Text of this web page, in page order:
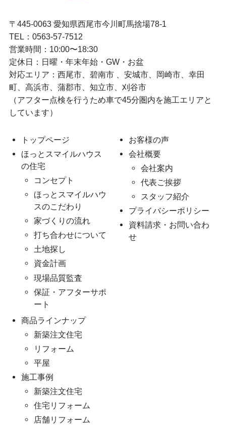
〒445-0063 愛知県西尾市今川町馬捨場78-1
TEL： 0563-57-7512
営業時間：10:00〜18:30
定休日：日曜・年末年始・GW・お盆
対応エリア：西尾市、碧南市 、安城市、岡崎市、幸田
町、高浜市、蒲郡市、知立市、刈谷市
（アフター点検を行うため車で45分圏内を施工エリアと
しています）
トップページ
ほっとスマイルハウス
の住宅
コンセプト
ほっとスマイルハウ
スのこだわり
家づくりの流れ
打ち合わせについて
土地探し
資金計画
現場品質監査
保証・アフターサポ
ート
商品ラインナップ
新築注文住宅
リフォーム
平屋
施工事例
新築注文住宅
住宅リフォーム
店舗リフォーム
お客様の声
会社概要
会社案内
代表ご挨拶
スタッフ紹介
プライバシーポリシー
資料請求・お問い合わ
せ